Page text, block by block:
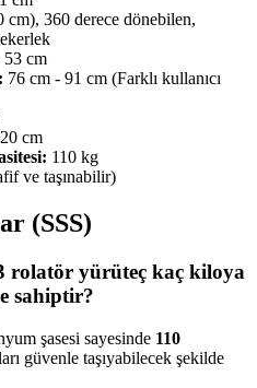
cm), 360 derece dönebilen,
53 cm
76 cm - 91 cm (Farklı kullanıcı
20 cm
110 kg
ve taşınabilir)
(SSS)
rolatör yürüteç kaç kiloya
sahiptir?
şasesi sayesinde 110
güvenle taşıyabilecek şekilde